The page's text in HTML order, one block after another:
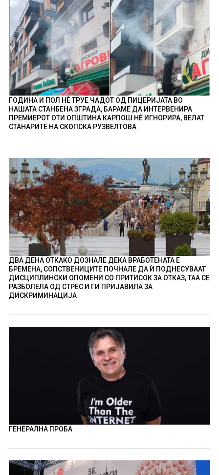
ГОДИНА И ПОЛ НÈ ТРУЕ ЧАДОТ ОД ПИЦЕРИЈАТА ВО
НАШАТА СТАНБЕНА ЗГРАДА, БАРАМЕ ДА ИНТЕРВЕНИРА
ПРЕМИЕРОТ ОТИ ОПШТИНА КАРПОШ НÈ ИГНОРИРА, ВЕЛАТ
СТАНАРИТЕ НА СКОПСКА РУЗВЕЛТОВА
ДВА ДЕНА ОТКАКО ДОЗНАЛЕ ДЕКА ВРАБОТЕНАТА Е
БРЕМЕНА, СОПСТВЕНИЦИТЕ ПОЧНАЛЕ ДА Ѝ ПОДНЕСУВААТ
ДИСЦИПЛИНСКИ ОПОМЕНИ СО ПРИТИСОК ЗА ОТКАЗ, ТАА СЕ
РАЗБОЛЕЛА ОД СТРЕС И ГИ ПРИЈАВИЛА ЗА
ДИСКРИМИНАЦИЈА
ГЕНЕРАЛНА ПРОБА